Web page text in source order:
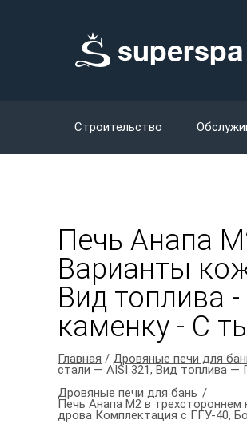
Строительство
Печь Анапа
Варианты
Вид топлива
каменку - С
Главная / Дровяные печи для
стали — AISI 321, Вид топлива —
Дровяные печи для бань
Печь Анапа М2 в
дрова Комплектация с ГГУ-40,